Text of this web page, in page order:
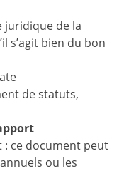
juridique de la
s’agit bien du bon
de statuts,
: ce document peut
ou les